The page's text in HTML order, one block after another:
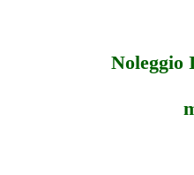
Noleggio